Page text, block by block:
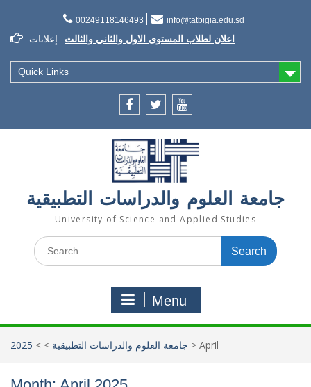
content
00249118146493 info@tatbigia.edu.sd
إعلانات
اعلان لطلاب المستوى الاول والثاني والثالث
Quick Links
جامعة العلوم والدراسات التطبيقية
University of Science and Applied Studies
Search
for:
Menu
جامعة العلوم والدراسات التطبيقية >
>
2025 > April